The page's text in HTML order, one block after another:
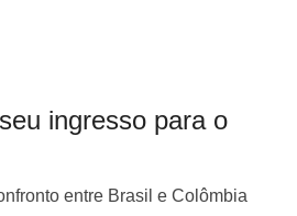
ingresso para o
entre Brasil e Colômbia